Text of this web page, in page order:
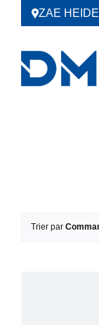
Passer ZAE
Trier par